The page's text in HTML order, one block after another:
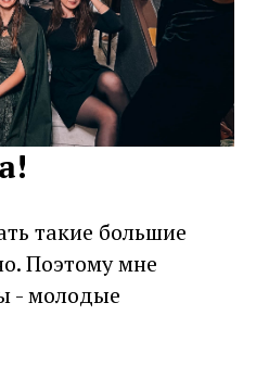
такие большие
Поэтому мне
- молодые